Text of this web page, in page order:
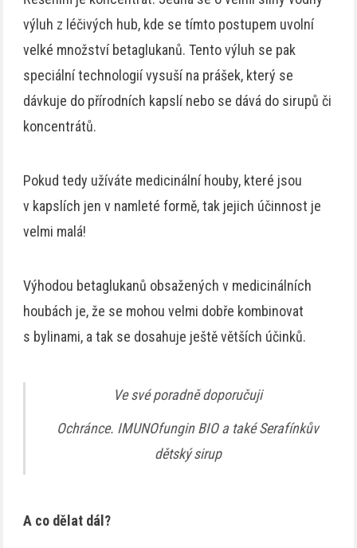
výluh z léčivých hub, kde se tímto postupem uvolní
velké množství betaglukanů. Tento výluh se pak
speciální technologií vysuší na prášek, který se
dávkuje do přírodních kapslí nebo se dává do sirupů či
koncentrátů.
Pokud tedy užíváte medicinální houby, které jsou
v kapslích jen v namleté formě, tak jejich účinnost je
velmi malá!
Výhodou betaglukanů obsažených v medicinálních
houbách je, že se mohou velmi dobře kombinovat
s bylinami, a tak se dosahuje ještě větších účinků.
Ve své poradně doporučuji
Ochránce. IMUNOfungin BIO a také Serafínkův
dětský sirup
A co dělat dál?